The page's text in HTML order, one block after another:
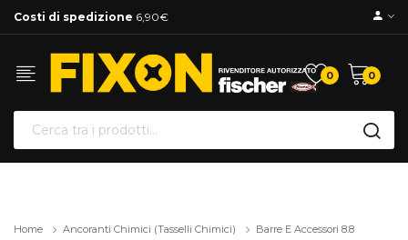
Costi di spedizione 6,90€
0 0
Home Ancoranti Chimici (tasselli Chimici)
Barre E Accessori 8.8